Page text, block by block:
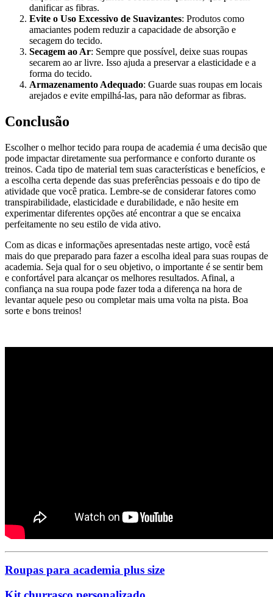
danificar as fibras.
Evite o Uso Excessivo de Suavizantes: Produtos como
amaciantes podem reduzir a capacidade de absorção e
secagem do tecido.
Secagem ao Ar: Sempre que possível, deixe suas roupas
secarem ao ar livre. Isso ajuda a preservar a elasticidade e a
forma do tecido.
Armazenamento Adequado: Guarde suas roupas em locais
arejados e evite empilhá-las, para não deformar as fibras.
Conclusão
Escolher o melhor tecido para roupa de academia é uma decisão que
pode impactar diretamente sua performance e conforto durante os
treinos. Cada tipo de material tem suas características e benefícios, e
a escolha certa depende das suas preferências pessoais e do tipo de
atividade que você pratica. Lembre-se de considerar fatores como
transpirabilidade, elasticidade e durabilidade, e não hesite em
experimentar diferentes opções até encontrar a que se encaixa
perfeitamente no seu estilo de vida ativo.
Com as dicas e informações apresentadas neste artigo, você está
mais do que preparado para fazer a escolha ideal para suas roupas de
academia. Seja qual for o seu objetivo, o importante é se sentir bem
e confortável para alcançar os melhores resultados. Afinal, a
confiança na sua roupa pode fazer toda a diferença na hora de
levantar aquele peso ou completar mais uma volta na pista. Boa
sorte e bons treinos!
Roupas para academia plus size